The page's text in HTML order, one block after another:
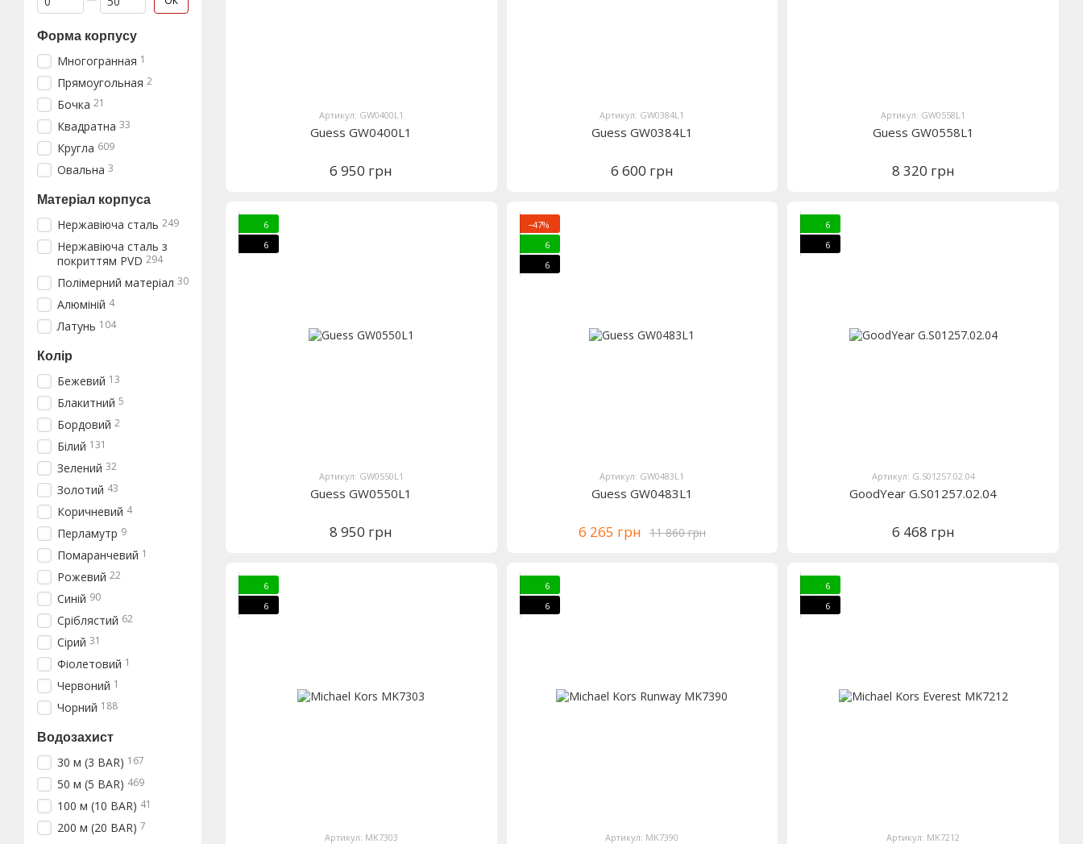
Артикул: GW0400L1
Guess GW0400L1
6 950 грн
Артикул: GW0384L1
Guess GW0384L1
6 600 грн
Артикул: GW0558L1
Guess GW0558L1
8 320 грн
6
6
Артикул: GW0550L1
Guess GW0550L1
8 950 грн
−47%
6
6
Артикул: GW0483L1
Guess GW0483L1
11 860 грн
6 265 грн
6
6
Артикул: G.S01257.02.04
GoodYear G.S01257.02.04
6 468 грн
6
6
Артикул: MK7303
6
6
Артикул: MK7390
6
6
Артикул: MK7212
Форма корпусу
Многогранная 1
Прямоугольная 2
Бочка 21
Квадратна 33
Кругла 609
Овальна 3
Матеріал корпуса
Нержавіюча сталь 249
Нержавіюча сталь з
покриттям PVD 294
Полімерний матеріал 30
Алюміній 4
Латунь 104
Колір
Бежевий 13
Блакитний 5
Бордовий 2
Білий 131
Зелений 32
Золотий 43
Коричневий 4
Перламутр 9
Помаранчевий 1
Рожевий 22
Синій 90
Сріблястий 62
Сірий 31
Фіолетовий 1
Червоний 1
Чорний 188
Водозахист
30 м (3 BAR) 167
50 м (5 BAR) 469
100 м (10 BAR) 41
200 м (20 BAR) 7